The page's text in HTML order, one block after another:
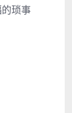
琐事